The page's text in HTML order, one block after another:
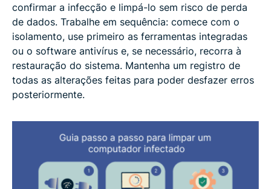
confirmar a infecção e limpá-lo sem risco de perda
de dados. Trabalhe em sequência: comece com o
isolamento, use primeiro as ferramentas integradas
ou o software antivírus e, se necessário, recorra à
restauração do sistema. Mantenha um registro de
todas as alterações feitas para poder desfazer erros
posteriormente.